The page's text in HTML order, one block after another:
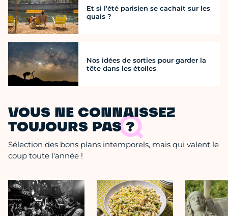
Et si l’été parisien se cachait sur les
quais ?
Nos idées de sorties pour garder la
tête dans les étoiles
VOUS NE CONNAISSEZ
TOUJOURS PAS ?
Sélection des bons plans intemporels, mais qui valent le
coup toute l'année !